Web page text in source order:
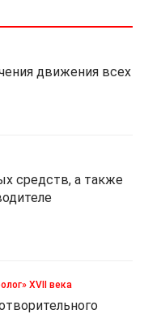
движения всех
средств, а также
XVII века